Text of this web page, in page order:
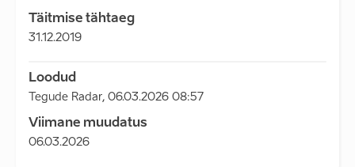
Täitmise tähtaeg
31.12.2019
Loodud
Tegude Radar, 06.03.2026 08:57
Viimane muudatus
06.03.2026